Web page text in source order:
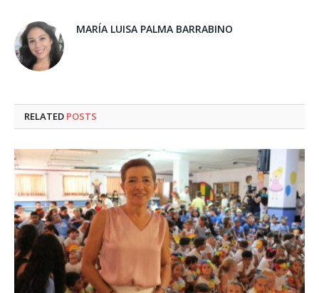
MARÍA LUISA PALMA BARRABINO
RELATED POSTS